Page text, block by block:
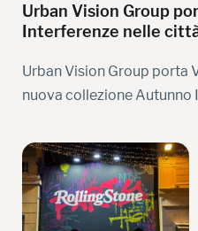
Urban Vision Group
Interferenze nelle
Urban Vision Group porta
nuova collezione Autunno